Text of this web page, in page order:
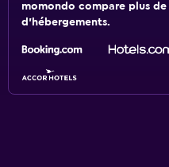
momondo compare plus
d'hébergements.